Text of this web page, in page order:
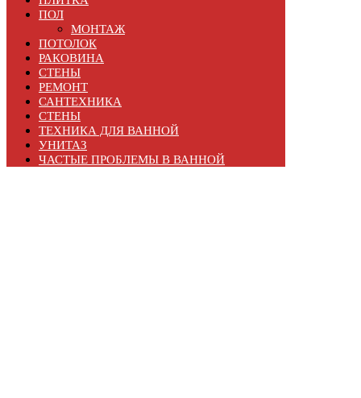
ПОЛ
МОНТАЖ
ПОТОЛОК
РАКОВИНА
СТЕНЫ
РЕМОНТ
САНТЕХНИКА
СТЕНЫ
ТЕХНИКА ДЛЯ ВАННОЙ
УНИТАЗ
ЧАСТЫЕ ПРОБЛЕМЫ В ВАННОЙ